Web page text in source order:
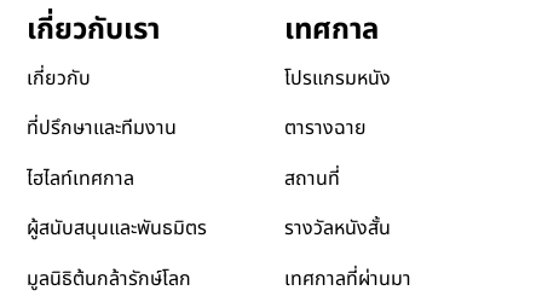
เกี่ยวกับเรา
เกี่ยวกับ
ที่ปรึกษาและทีมงาน
ไฮไลท์เทศกาล
ผู้สนับสนุนและพันธมิตร
มูลนิธิต้นกล้ารักษ์โลก
เทศกาล
โปรแกรมหนัง
ตารางฉาย
สถานที่
รางวัลหนังสั้น
เทศกาลที่ผ่านมา